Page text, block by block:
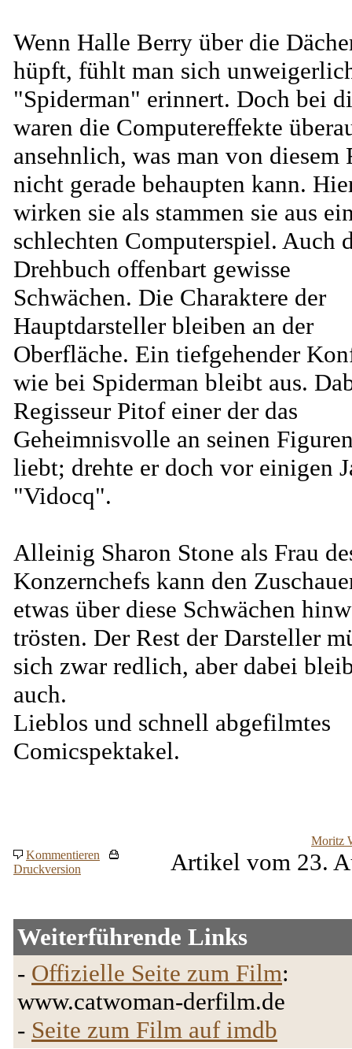
Wenn Halle Berry über die
hüpft, fühlt man sich
"Spiderman" erinnert. Doch bei
waren die Computereffekte
ansehnlich, was man von diesem
nicht gerade behaupten kann.
wirken sie als stammen sie aus
schlechten Computerspiel. Auch
Drehbuch offenbart gewisse
Schwächen. Die Charaktere der
Hauptdarsteller bleiben an der
Oberfläche. Ein tiefgehender
wie bei Spiderman bleibt aus.
Regisseur Pitof einer der das
Geheimnisvolle an seinen
liebt; drehte er doch vor einigen
"Vidocq".
Alleinig Sharon Stone als Frau
Konzernchefs kann den
etwas über diese Schwächen
trösten. Der Rest der Darsteller
sich zwar redlich, aber dabei
auch.
Lieblos und schnell abgefilmtes
Comicspektakel.
Moritz
Kommentieren
Druckversion
Artikel vom 23.
Weiterführende Links
- Offizielle Seite zum Film:
www.catwoman-derfilm.de
- Seite zum Film auf imdb